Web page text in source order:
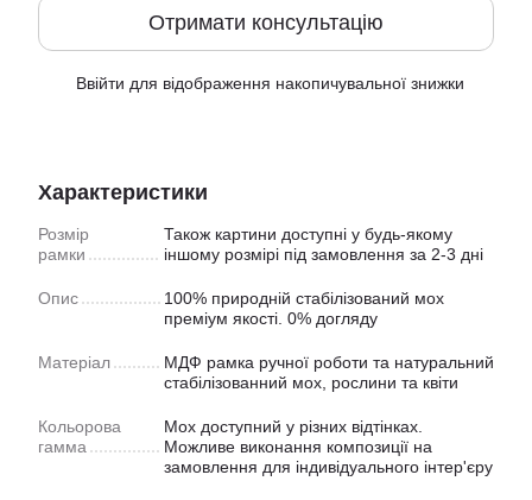
Отримати консультацію
Ввійти для відображення накопичувальної знижки
Характеристики
Розмір
рамки
Також картини доступнi у будь-якому
іншому розмірі під замовлення за 2-3 дні
Опис
100% природній стабілізований мох
преміум якості. 0% догляду
Матеріал
МДФ рамка ручної роботи та натуральний
стабілізованний мох, рослини та квіти
Кольорова
гамма
Мох доступний у рiзних відтінках.
Можливе виконання композиції на
замовлення для індивідуального інтер'єру